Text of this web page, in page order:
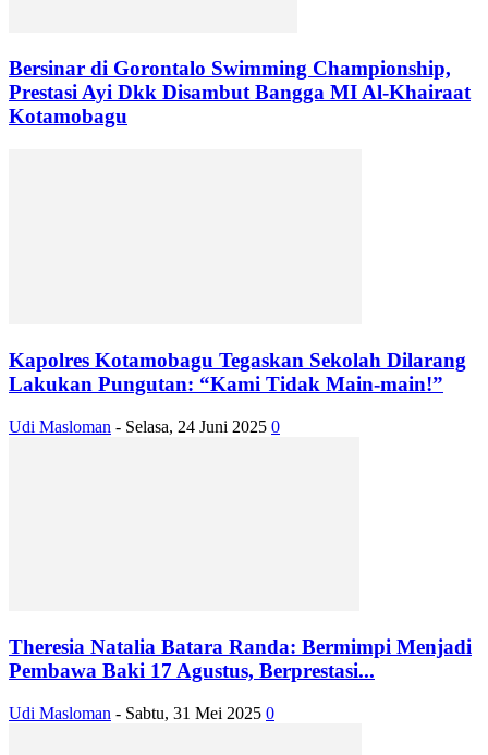
Bersinar di Gorontalo Swimming Championship,
Prestasi Ayi Dkk Disambut Bangga MI Al-Khairaat
Kotamobagu
Kapolres Kotamobagu Tegaskan Sekolah Dilarang
Lakukan Pungutan: “Kami Tidak Main-main!”
Udi Masloman - Selasa, 24 Juni 2025 0
Theresia Natalia Batara Randa: Bermimpi Menjadi
Pembawa Baki 17 Agustus, Berprestasi...
Udi Masloman - Sabtu, 31 Mei 2025 0